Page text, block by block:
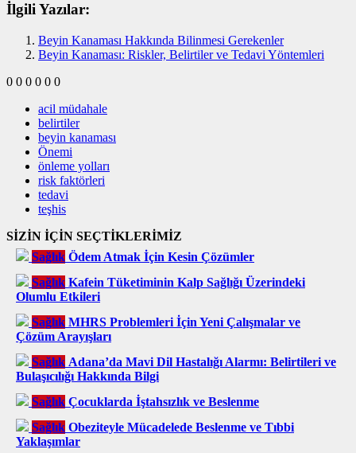
İlgili Yazılar:
Beyin Kanaması Hakkında Bilinmesi Gerekenler
Beyin Kanaması: Riskler, Belirtiler ve Tedavi Yöntemleri
0 0 0 0 0 0
acil müdahale
belirtiler
beyin kanaması
Önemi
önleme yolları
risk faktörleri
tedavi
teşhis
SİZİN İÇİN SEÇTİKLERİMİZ
Sağlık Ödem Atmak İçin Kesin Çözümler
Sağlık Kafein Tüketiminin Kalp Sağlığı Üzerindeki
Olumlu Etkileri
Sağlık MHRS Problemleri İçin Yeni Çalışmalar ve
Çözüm Arayışları
Sağlık Adana’da Mavi Dil Hastalığı Alarmı: Belirtileri ve
Bulaşıcılığı Hakkında Bilgi
Sağlık Çocuklarda İştahsızlık ve Beslenme
Sağlık Obeziteyle Mücadelede Beslenme ve Tıbbi
Yaklaşımlar